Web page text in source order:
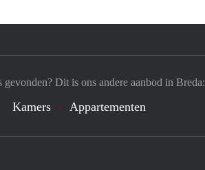
gevonden? Dit is ons andere aanbod in Breda:
Kamers Appartementen